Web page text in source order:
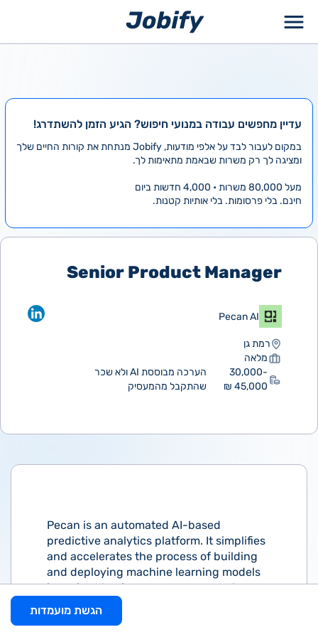
עדיין מחפשים עבודה במנועי חיפוש? הגיע הזמן להשתדרג!
במקום לעבור לבד על אלפי מודעות, Jobify מנתחת את קורות החיים שלך
ומציגה לך רק משרות שבאמת מתאימות לך.
מעל 80,000 משרות • 4,000 חדשות ביום
חינם. בלי פרסומות. בלי אותיות קטנות.
Senior Product Manager
Pecan AI
רמת גן
מלאה
30,000-
45,000 ₪
הערכה מבוססת AI ולא שכר
שהתקבל מהמעסיק
Pecan is an automated AI-based
predictive analytics platform. It simplifies
and accelerates the process of building
and deploying machine learning models
in various business use-cases, such as
life-time value, Churn, demand forecast
and more. Pecan connects to the raw
הגשת מועמדות